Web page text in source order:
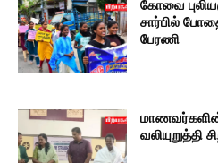
கோவை
சார்பில்
பேரணி
வலியுறுத்தி